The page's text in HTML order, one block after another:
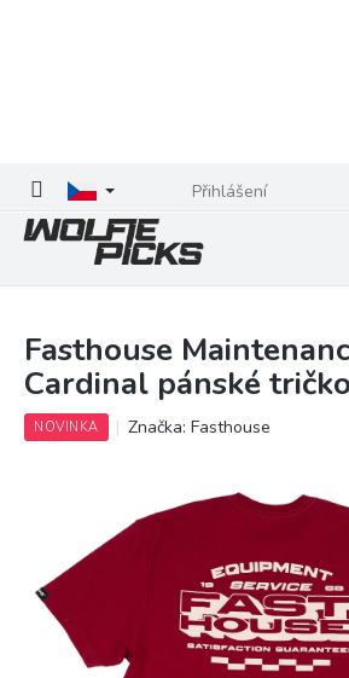
Přihlášení
Fasthouse
Cardinal pánské tričko
NOVINKA Značka:Fasthouse